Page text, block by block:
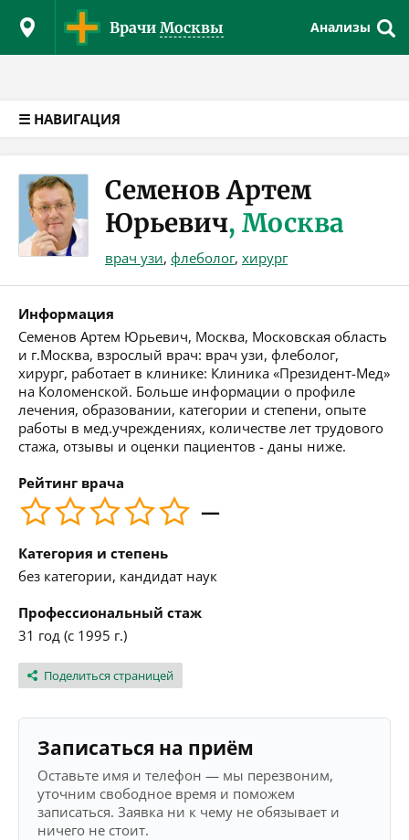
Врачи Москвы Анализы
☰ НАВИГАЦИЯ
Семенов Артем
Юрьевич, Москва
врач узи, флеболог, хирург
Информация
Семенов Артем Юрьевич, Москва, Московская область
и г.Москва, взрослый врач: врач узи, флеболог,
хирург, работает в клинике: Клиника «Президент-Мед»
на Коломенской. Больше информации о профиле
лечения, образовании, категории и степени, опыте
работы в мед.учреждениях, количестве лет трудового
стажа, отзывы и оценки пациентов - даны ниже.
Рейтинг врача
—
Категория и степень
без категории, кандидат наук
Профессиональный стаж
31 год (с 1995 г.)
Поделиться страницей
Записаться на приём
Оставьте имя и телефон — мы перезвоним,
уточним свободное время и поможем
записаться. Заявка ни к чему не обязывает и
ничего не стоит.